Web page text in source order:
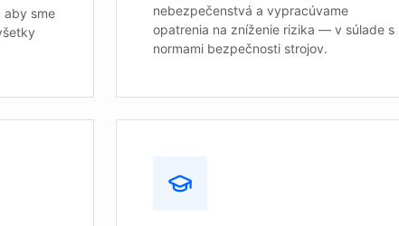
aby sme
nebezpečenstvá a vypracúvame
opatrenia na zníženie rizika — v súlade s
normami bezpečnosti strojov.